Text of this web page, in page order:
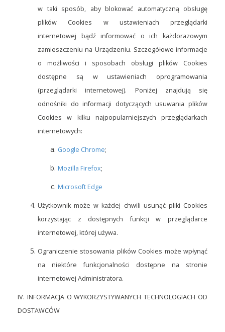
w taki sposób, aby blokować automatyczną obsługę
plików Cookies w ustawieniach przeglądarki
internetowej bądź informować o ich każdorazowym
zamieszczeniu na Urządzeniu. Szczegółowe informacje
o możliwości i sposobach obsługi plików Cookies
dostępne są w ustawieniach oprogramowania
(przeglądarki internetowej). Poniżej znajdują się
odnośniki do informacji dotyczących usuwania plików
Cookies w kilku najpopularniejszych przeglądarkach
internetowych:
Google Chrome;
Mozilla Firefox;
Microsoft Edge
Użytkownik może w każdej chwili usunąć pliki Cookies
korzystając z dostępnych funkcji w przeglądarce
internetowej, której używa.
Ograniczenie stosowania plików Cookies może wpłynąć
na niektóre funkcjonalności dostępne na stronie
internetowej Administratora.
IV. INFORMACJA O WYKORZYSTYWANYCH TECHNOLOGIACH OD
DOSTAWCÓW